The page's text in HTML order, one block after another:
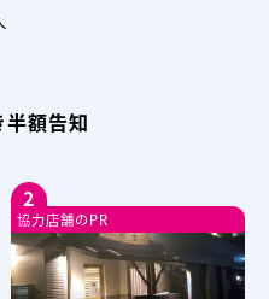
額告知
2
協力店舗のPR